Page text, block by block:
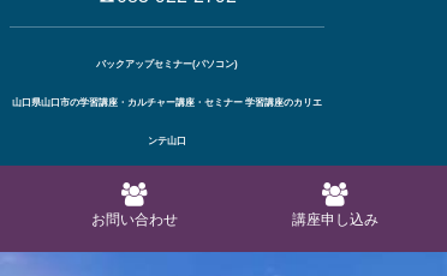
バックアップセミナー(パソコン)
山口県山口市の学習講座・カルチャー講座・セミナー 学習講座のカリエ
ンテ山口
お問い合わせ 講座申し込み